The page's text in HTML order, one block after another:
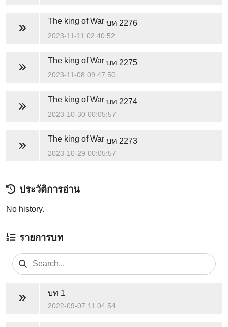
The king of Warบท 2276
2023-11-11 02:40:52
The king of Warบท 2275
2023-11-08 09:47:50
The king of Warบท 2274
2023-10-30 00:05:57
The king of Warบท 2273
2023-10-29 00:05:57
ประวัติการอ่าน
No history.
รายการบท
บท 1
2022-09-07 11:04:54